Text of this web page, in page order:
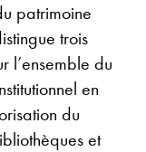
patrimoine
trois
l’ensemble du
en
du
et